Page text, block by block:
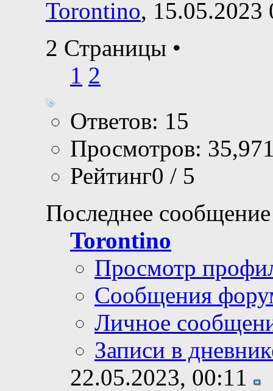
Torontino, 15.05.2023
2 Страницы •
1 2
Ответов: 15
Просмотров:
Рейтинг0 / 5
Последнее
Torontino
Просмотр
Сообщения
Личное
Записи в
22.05.2023, 00:11